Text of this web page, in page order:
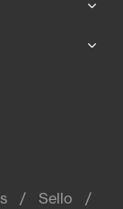
Sello